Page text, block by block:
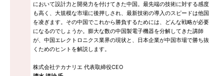
において設計力と開発力を付けてきた中国。最先端の技術に対する感度
も高く、大規模な市場に後押しされ、最新技術の導入のスピードは他国
を凌ぎます。その中国でこれから勝負するためには、どんな戦略が必要
になるのでしょうか。膨大な数の中国製電子機器を分解してきた講師
が、中国エレクトロニクス業界の現状と、日本企業が中国市場で勝ち抜
くためのヒントを解説します。
株式会社テカナリエ 代表取締役CEO